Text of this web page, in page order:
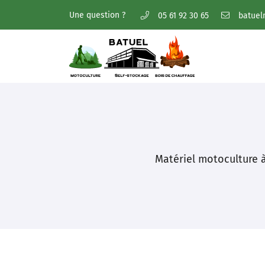
Une question ? 05 61 92 30 65
5 bis Imp. Densus,
31270 Villeneuve-Tolosane
05 61 92 30 65
Matériel motoculture